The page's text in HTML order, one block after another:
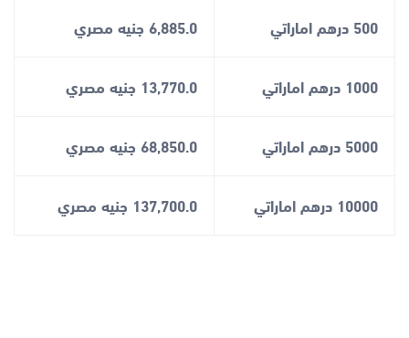
500 درهم اماراتي 6,885.0 جنيه مصري
1000 درهم اماراتي 13,770.0 جنيه مصري
5000 درهم اماراتي 68,850.0 جنيه مصري
10000 درهم اماراتي 137,700.0 جنيه مصري